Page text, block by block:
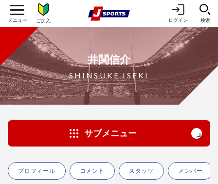
ご加入 ログイン 検索
井関信介
SHINSUKE ISEKI
サブメニュー
プロフィール コメント スタッツ メンバー